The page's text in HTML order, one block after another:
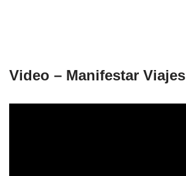
Video – Manifestar Viajes